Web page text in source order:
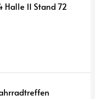
11 Stand 72